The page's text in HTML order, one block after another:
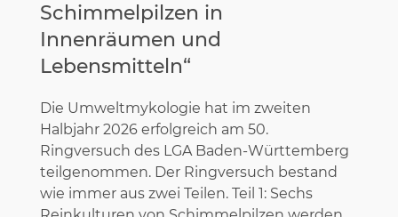
Schimmelpilzen in
Innenräumen und
Lebensmitteln“
Die Umweltmykologie hat im zweiten
Halbjahr 2026 erfolgreich am 50.
Ringversuch des LGA Baden-Württemberg
teilgenommen. Der Ringversuch bestand
wie immer aus zwei Teilen. Teil 1: Sechs